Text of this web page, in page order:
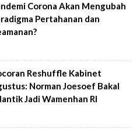
Corona Akan Mengubah
Pertahanan dan
Reshuffle Kabinet
Norman Joesoef Bakal
Jadi Wamenhan RI